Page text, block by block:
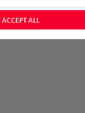
ACCEPT ALL